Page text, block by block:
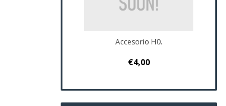
Accesorio H0.
€4,00